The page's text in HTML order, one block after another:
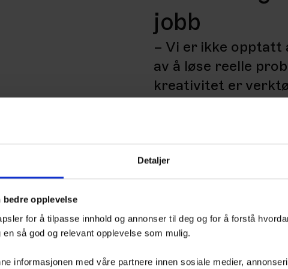
Detaljer
opplevelse
for å tilpasse innhold og annonser til deg og for å forstå
så god og relevant opplevelse som mulig.
informasjonen med våre partnere innen sosiale medier,
jobb
– Vi er ikke opptatt
av å løse reelle
kreativitet er
Prisene er bevis
ANFO Effekt
premierer
sammenheng
konkurransen
av kategorier og
– Effekt er ikke
det første